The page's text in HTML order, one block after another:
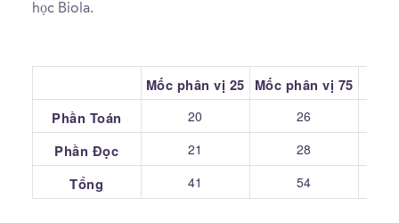
học Biola.
Mốc phân vị 25 Mốc phân vị 75
Phần Toán
20 26
Phần Đọc 21 28
Tổng 41 54